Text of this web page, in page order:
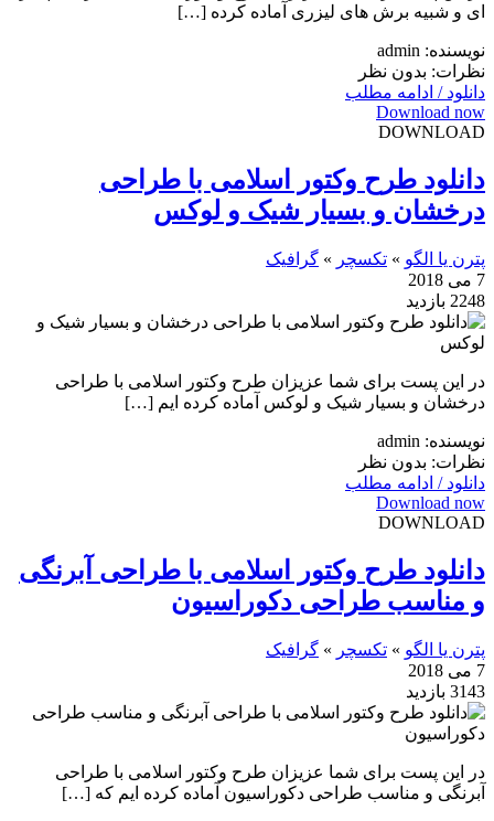
ای و شبیه برش های لیزری آماده کرده […]
نویسنده: admin
نظرات: بدون نظر
دانلود / ادامه مطلب
Download now
DOWNLOAD
دانلود طرح وکتور اسلامی با طراحی
درخشان و بسیار شیک و لوکس
پترن یا الگو » تکسچر » گرافیک
7 می 2018
2248 بازدید
در این پست برای شما عزیزان طرح وکتور اسلامی با طراحی
درخشان و بسیار شیک و لوکس آماده کرده ایم […]
نویسنده: admin
نظرات: بدون نظر
دانلود / ادامه مطلب
Download now
DOWNLOAD
دانلود طرح وکتور اسلامی با طراحی آبرنگی
و مناسب طراحی دکوراسیون
پترن یا الگو » تکسچر » گرافیک
7 می 2018
3143 بازدید
در این پست برای شما عزیزان طرح وکتور اسلامی با طراحی
آبرنگی و مناسب طراحی دکوراسیون آماده کرده ایم که […]